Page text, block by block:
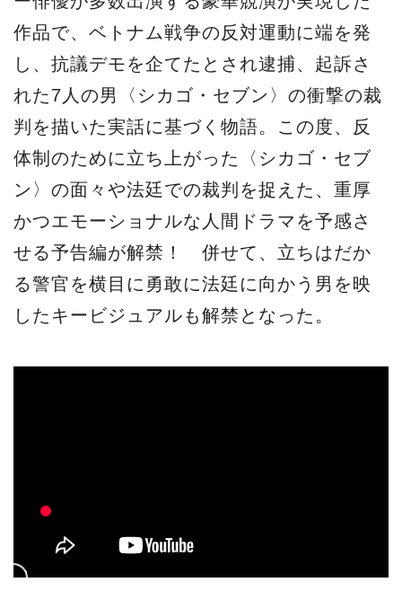
作品で、ベトナム戦争の反対運動に端を発
し、抗議デモを企てたとされ逮捕、起訴さ
れた7人の男〈シカゴ・セブン〉の衝撃の裁
判を描いた実話に基づく物語。この度、反
体制のために立ち上がった〈シカゴ・セブ
ン〉の面々や法廷での裁判を捉えた、重厚
かつエモーショナルな人間ドラマを予感さ
せる予告編が解禁！ 併せて、立ちはだか
る警官を横目に勇敢に法廷に向かう男を映
したキービジュアルも解禁となった。